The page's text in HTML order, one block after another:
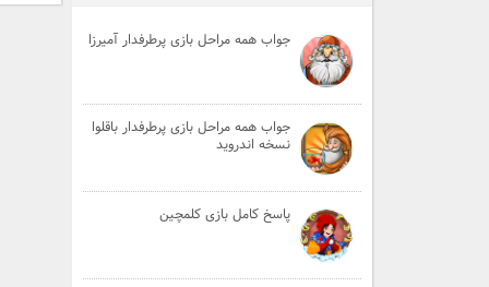
جواب همه مراحل بازی پرطرفدار آمیرزا
جواب همه مراحل بازی پرطرفدار باقلوا
نسخه اندروید
پاسخ کامل بازی کلمچین